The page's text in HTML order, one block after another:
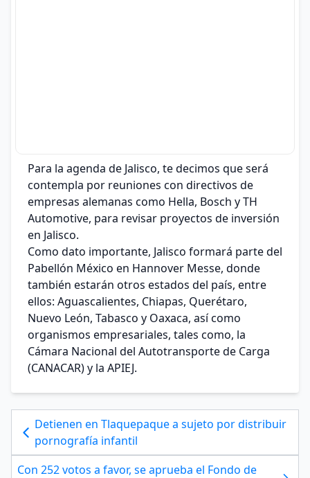
Para la agenda de Jalisco, te decimos que será
contempla por reuniones con directivos de
empresas alemanas como Hella, Bosch y TH
Automotive, para revisar proyectos de inversión
en Jalisco.
Como dato importante, Jalisco formará parte del
Pabellón México en Hannover Messe, donde
también estarán otros estados del país, entre
ellos: Aguascalientes, Chiapas, Querétaro,
Nuevo León, Tabasco y Oaxaca, así como
organismos empresariales, tales como, la
Cámara Nacional del Autotransporte de Carga
(CANACAR) y la APIEJ.
Detienen en Tlaquepaque a sujeto por distribuir
pornografía infantil
Con 252 votos a favor, se aprueba el Fondo de